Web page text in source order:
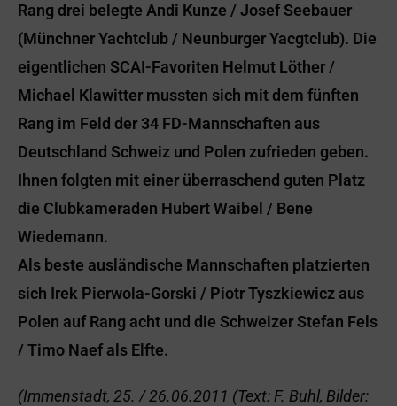
Rang drei belegte Andi Kunze / Josef Seebauer
(Münchner Yachtclub / Neunburger Yacgtclub). Die
eigentlichen SCAI-Favoriten Helmut Löther /
Michael Klawitter mussten sich mit dem fünften
Rang im Feld der 34 FD-Mannschaften aus
Deutschland Schweiz und Polen zufrieden geben.
Ihnen folgten mit einer überraschend guten Platz
die Clubkameraden Hubert Waibel / Bene
Wiedemann.
Als beste ausländische Mannschaften platzierten
sich Irek Pierwola-Gorski / Piotr Tyszkiewicz aus
Polen auf Rang acht und die Schweizer Stefan Fels
/ Timo Naef als Elfte.
(Immenstadt, 25. / 26.06.2011 (Text: F. Buhl, Bilder: